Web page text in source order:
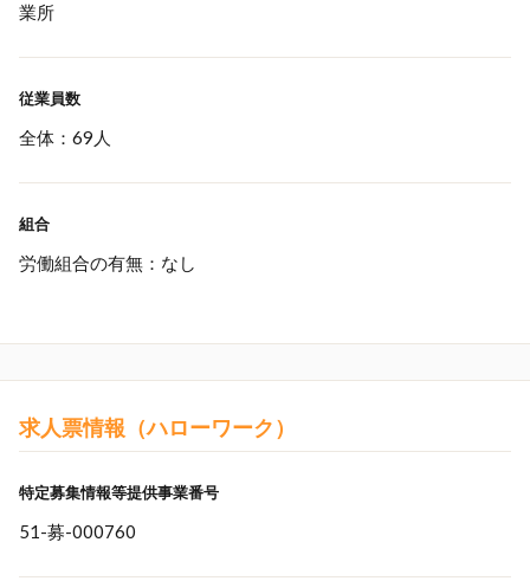
業所
従業員数
全体：69人
組合
労働組合の有無：なし
求人票情報（ハローワーク）
特定募集情報等提供事業番号
51-募-000760